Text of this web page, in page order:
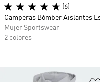
(6)
Camperas Bómber Aislantes
Mujer Sportswear
2 colores